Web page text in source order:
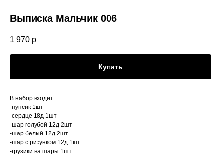
Выписка Мальчик 006
1 970 р.
Купить
В набор входит:
-пупсик 1шт
-сердце 18д 1шт
-шар голубой 12д 2шт
-шар белый 12д 2шт
-шар с рисунком 12д 1шт
-грузики на шары 1шт